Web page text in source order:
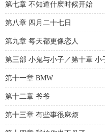
第七章 不知道什麽时候开始
第八章 四月二十七日
第九章 每天都更像恋人
第三部 小鬼与小子／第十章 小
第十一章 BMW
第十二章 爷爷
第十三章 有些事很麻烦